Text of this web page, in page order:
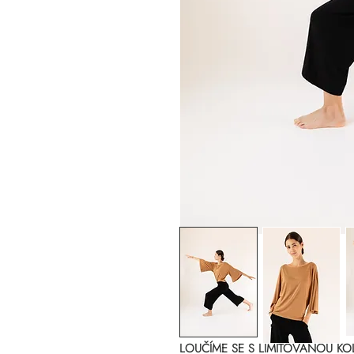
LOUČÍME SE S LIMITOVANOU